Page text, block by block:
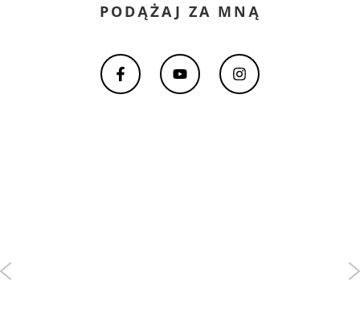
PODĄŻAJ ZA MNĄ